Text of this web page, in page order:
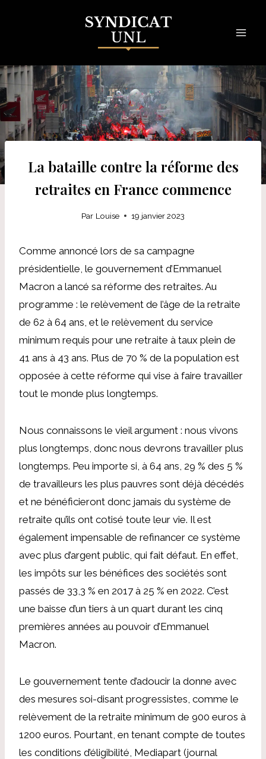
La bataille contre la réforme des
retraites en France commence
Par Louise 19 janvier 2023
Comme annoncé lors de sa campagne
présidentielle, le gouvernement d’Emmanuel
Macron a lancé sa réforme des retraites. Au
programme : le relèvement de l’âge de la retraite
de 62 à 64 ans, et le relèvement du service
minimum requis pour une retraite à taux plein de
41 ans à 43 ans. Plus de 70 % de la population est
opposée à cette réforme qui vise à faire travailler
tout le monde plus longtemps.
Nous connaissons le vieil argument : nous vivons
plus longtemps, donc nous devrons travailler plus
longtemps. Peu importe si, à 64 ans, 29 % des 5 %
de travailleurs les plus pauvres sont déjà décédés
et ne bénéficieront donc jamais du système de
retraite qu’ils ont cotisé toute leur vie. Il est
également impensable de refinancer ce système
avec plus d’argent public, qui fait défaut. En effet,
les impôts sur les bénéfices des sociétés sont
passés de 33,3 % en 2017 à 25 % en 2022. C’est
une baisse d’un tiers à un quart durant les cinq
premières années au pouvoir d’Emmanuel
Macron.
Le gouvernement tente d’adoucir la donne avec
des mesures soi-disant progressistes, comme le
relèvement de la retraite minimum de 900 euros à
1200 euros. Pourtant, en tenant compte de toutes
les conditions d’éligibilité, Mediapart (journal